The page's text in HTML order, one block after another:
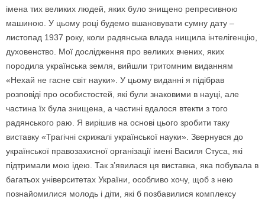
імена тих великих людей, яких було знищено репресивною
машиною. У цьому році будемо вшановувати сумну дату –
листопад 1937 року, коли радянська влада нищила інтелігенцію,
духовенство. Мої дослідження про великих вчених, яких
породила українська земля, вийшли тритомним виданням
«Нехай не гасне світ науки». У цьому виданні я підібрав
розповіді про особистостей, які були знаковими в науці, але
частина їх була знищена, а частині вдалося втекти з того
радянського раю. Я вирішив на основі цього зробити таку
виставку «Трагічні скрижалі української науки». Звернувся до
української правозахисної організації імені Василя Стуса, які
підтримали мою ідею. Так з’явилася ця виставка, яка побувала в
багатьох університетах України, особливо хочу, щоб з нею
познайомилися молодь і діти, які б позбавилися комплексу